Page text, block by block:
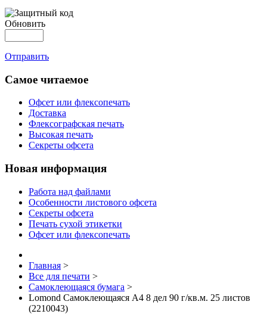
Обновить
Отправить
Самое читаемое
Офсет или флексопечать
Доставка
Флексографская печать
Высокая печать
Секреты офсета
Новая информация
Работа над файлами
Особенности листового офсета
Секреты офсета
Печать сухой этикетки
Офсет или флексопечать
Главная >
Все для печати >
Самоклеющаяся бумага >
Lomond Самоклеющаяся А4 8 дел 90 г/кв.м. 25 листов
(2210043)